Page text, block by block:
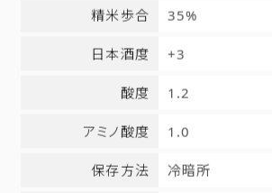
精米歩合 35%
日本酒度 +3
酸度 1.2
アミノ酸度 1.0
保存方法 冷暗所